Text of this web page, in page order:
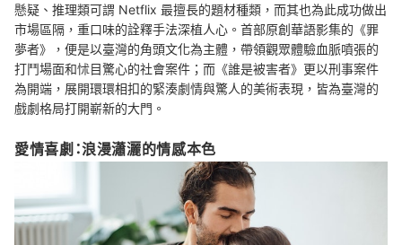
懸疑、推理類可謂 Netflix 最擅長的題材種類，而其也為此成功做出
市場區隔，重口味的詮釋手法深植人心。首部原創華語影集的《罪
夢者》，便是以臺灣的角頭文化為主體，帶領觀眾體驗血脈噴張的
打鬥場面和怵目驚心的社會案件；而《誰是被害者》更以刑事案件
為開端，展開環環相扣的緊湊劇情與驚人的美術表現，皆為臺灣的
戲劇格局打開嶄新的大門。
愛情喜劇：浪漫瀟灑的情感本色